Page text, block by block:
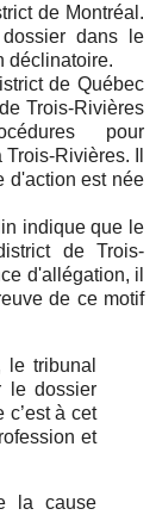
de Montréal.
dans le
déclinatoire.
de Québec
Trois-Rivières
pour
Rivières. Il
d'action est née
indique que le
de Trois-
d'allégation, il
de ce motif
tribunal
le dossier
c’est à cet
et
la cause